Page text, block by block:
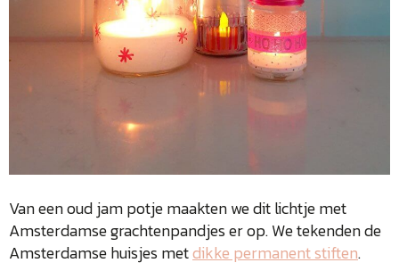
Van een oud jam potje maakten we dit lichtje met
Amsterdamse grachtenpandjes er op. We tekenden de
Amsterdamse huisjes metdikke permanent stiften.